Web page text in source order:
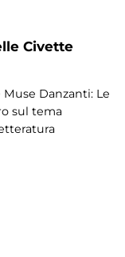
Civette
Danzanti: Le
sul tema